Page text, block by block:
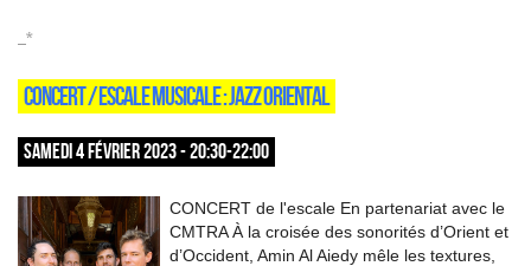
_*
CONCERT / ESCALE MUSICALE : JAZZ ORIENTAL
SAMEDI 4 FÉVRIER 2023 - 20:30-22:00
CONCERT de l'escale En partenariat avec le
CMTRA À la croisée des sonorités d’Orient et
d’Occident, Amin Al Aiedy mêle les textures,